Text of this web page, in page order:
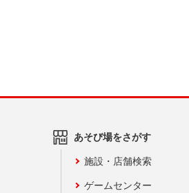
あそび場をさがす
施設・店舗検索
ゲームセンター